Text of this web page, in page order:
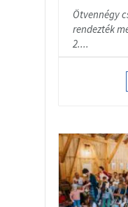
Ötvennégy
rendezték
2....